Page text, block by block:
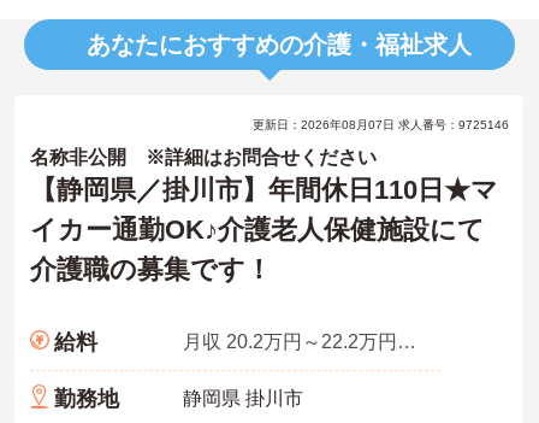
あなたにおすすめの介護・福祉求人
更新日：2026年08月07日 求人番号：9725146
名称非公開 ※詳細はお問合せください
【静岡県／掛川市】年間休日110日★マ
イカー通勤OK♪介護老人保健施設にて
介護職の募集です！
給料 月収 20.2万円～22.2万円程度※諸手当込
勤務地 静岡県 掛川市